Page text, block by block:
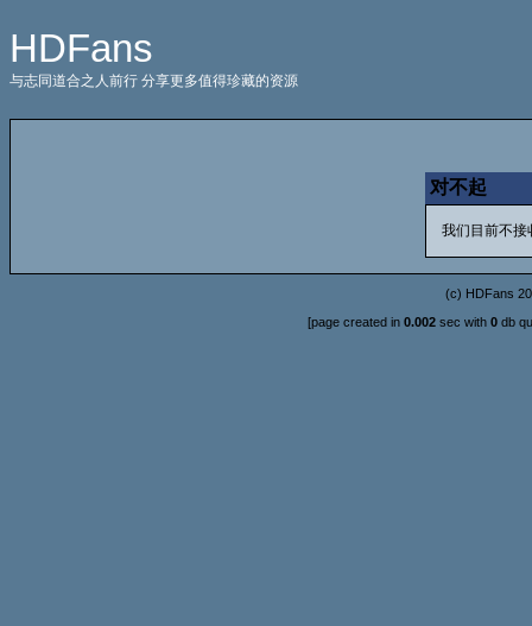
HDFans
与志同道合之人前行 分享更多值得珍藏的资源
对不起
我们目前不接
(c) HDFans
[page created in 0.002 sec with 0db